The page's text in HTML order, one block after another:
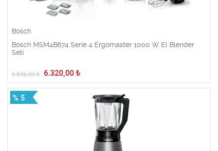
Bosch
Bosch MSM4B674 Serie 4 Ergomaster 1000 W El Blender
Seti
6.636,00₺ 6.320,00 ₺
% 5